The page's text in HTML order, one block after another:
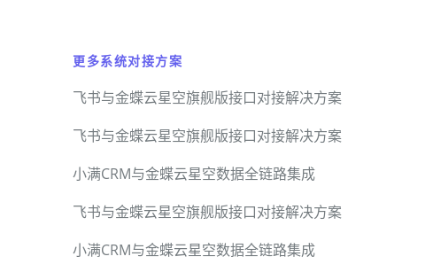
更多系统对接方案
飞书与金蝶云星空旗舰版接口对接解决方案
飞书与金蝶云星空旗舰版接口对接解决方案
小满CRM与金蝶云星空数据全链路集成
飞书与金蝶云星空旗舰版接口对接解决方案
小满CRM与金蝶云星空数据全链路集成